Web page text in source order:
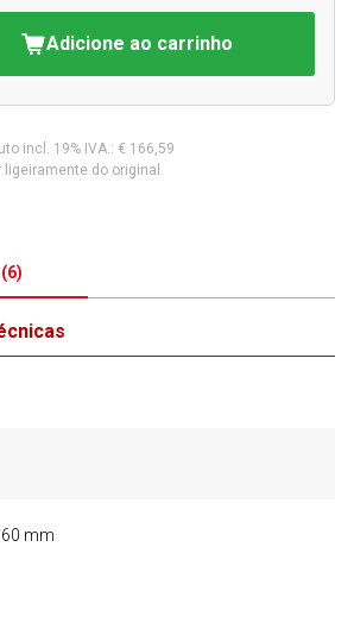
Adicione ao carrinho
incl. 19% IVA.: € 166,59
do original.
(6)
mm